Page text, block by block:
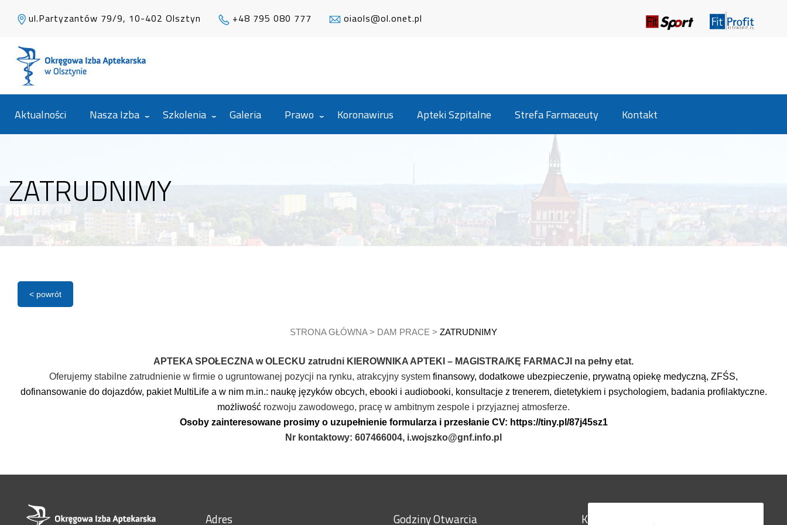
ul.Partyzantów 79/9, 10-402 Olsztyn +48 795 080 777 oiaols@ol.onet.pl
Aktualności Nasza Izba Szkolenia Galeria Prawo Koronawirus Apteki Szpitalne Strefa Farmaceuty Kontakt
ZATRUDNIMY
< powrót
STRONA GŁÓWNA> DAM PRACE > ZATRUDNIMY
APTEKA SPOŁECZNA w OLECKU zatrudni KIEROWNIKA APTEKI – MAGISTRA/KĘ FARMACJI na pełny etat.
Oferujemy stabilne zatrudnienie w firmie o ugruntowanej pozycji na rynku, atrakcyjny system finansowy, dodatkowe ubezpieczenie, prywatną opiekę medyczną, ZFŚS,
dofinansowanie do dojazdów, pakiet MultiLife a w nim m.in.: naukę języków obcych, ebooki i audiobooki, konsultacje z trenerem, dietetykiem i psychologiem, badania profilaktyczne.
możliwość rozwoju zawodowego, pracę w ambitnym zespole i przyjaznej atmosferze.
Osoby zainteresowane prosimy o uzupełnienie formularza i przesłanie CV: https://tiny.pl/87j45sz1
Nr kontaktowy: 607466004, i.wojszko@gnf.info.pl
Adres Godziny Otwarcia Kontakt